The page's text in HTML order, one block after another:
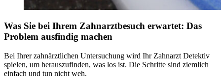
Was Sie bei Ihrem Zahnarztbesuch erwartet: Das
Problem ausfindig machen
Bei Ihrer zahnärztlichen Untersuchung wird Ihr Zahnarzt Detektiv
spielen, um herauszufinden, was los ist. Die Schritte sind ziemlich
einfach und tun nicht weh.